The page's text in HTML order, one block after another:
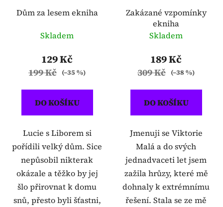
Dům za lesem ekniha
Skladem
129 Kč
199 Kč (–35 %)
DO KOŠÍKU
Lucie s Liborem si
pořídili velký dům. Sice
nepůsobil nikterak
okázale a těžko by jej
šlo přirovnat k domu
snů, přesto byli šťastni,
Zakázané vzpomínky
ekniha
Skladem
189 Kč
309 Kč (–38 %)
DO KOŠÍKU
Jmenuji se Viktorie
Malá a do svých
jednadvaceti let jsem
zažila hrůzy, které mě
dohnaly k extrémnímu
řešení. Stala se ze mě